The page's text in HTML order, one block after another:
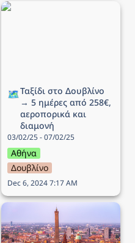
Ταξίδι στο Δουβλίνο → 5
🗺️Ταξίδι στο Δουβλίνο
→ 5 ημέρες από 258€,
αεροπορικά και
διαμονή
03/02/25 - 07/02/25
Αθήνα
Δουβλίνο
Dec 6, 2024 7:17 AM
Ταξίδι στην Μπολόνια →
4 ημέρες από 238€,
αεροπορικά και διαμονή